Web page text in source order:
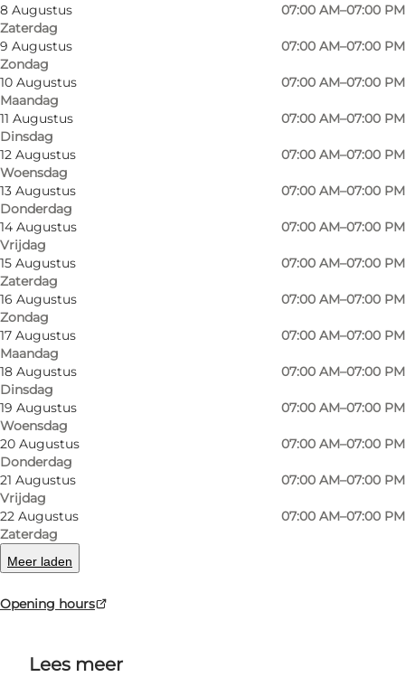
8 Augustus
Zaterdag
07:00 AM–07:00 PM
9 Augustus
Zondag
07:00 AM–07:00 PM
10 Augustus
Maandag
07:00 AM–07:00 PM
11 Augustus
Dinsdag
07:00 AM–07:00 PM
12 Augustus
Woensdag
07:00 AM–07:00 PM
13 Augustus
Donderdag
07:00 AM–07:00 PM
14 Augustus
Vrijdag
07:00 AM–07:00 PM
15 Augustus
Zaterdag
07:00 AM–07:00 PM
16 Augustus
Zondag
07:00 AM–07:00 PM
17 Augustus
Maandag
07:00 AM–07:00 PM
18 Augustus
Dinsdag
07:00 AM–07:00 PM
19 Augustus
Woensdag
07:00 AM–07:00 PM
20 Augustus
Donderdag
07:00 AM–07:00 PM
21 Augustus
Vrijdag
07:00 AM–07:00 PM
22 Augustus
Zaterdag
07:00 AM–07:00 PM
Meer laden
Opening hours
Smaller supermarket with a good selection of
groceries.
The store contains a vegetable department,
and a meat counter, as well as a well-stocked
wine department.
The supermarket also has tips & lottery, over-
the-counter sales, and dispensing of medicines.
The shop sells German newspapers and gift
cards.
At the supermarket, you can always refuel
cheap OK petrol.
facebook
Lees meer